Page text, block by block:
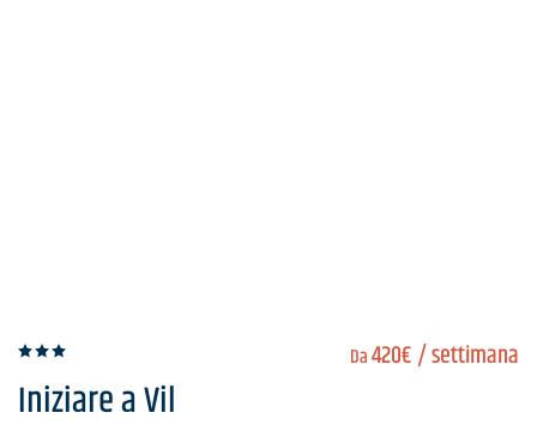
Da420€/ settimana
Iniziare a Vil